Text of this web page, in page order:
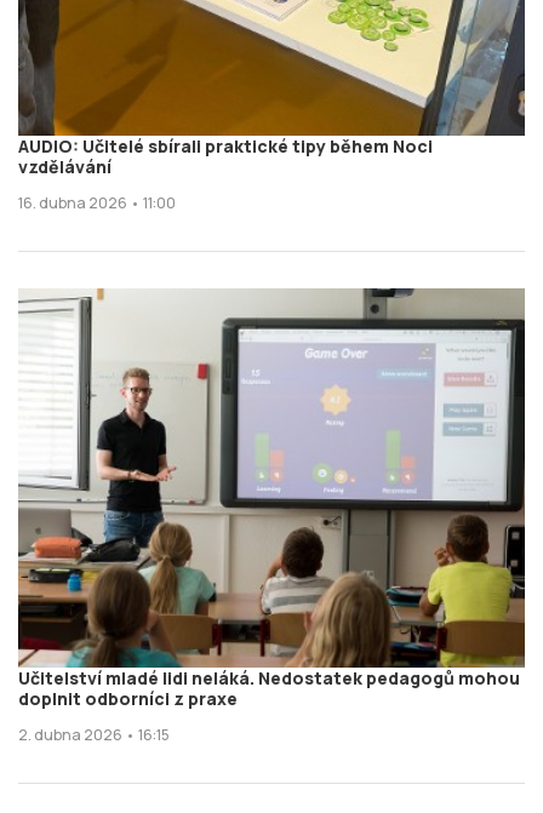
AUDIO: Učitelé sbírali praktické tipy během Noci
vzdělávání
16. dubna 2026 • 11:00
Učitelství mladé lidi neláká. Nedostatek pedagogů mohou
doplnit odborníci z praxe
2. dubna 2026 • 16:15